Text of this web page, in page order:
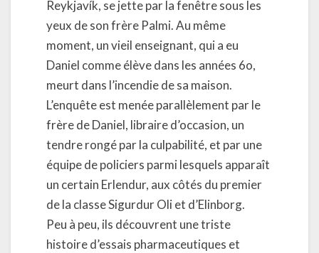
Reykjavík, se jette par la fenêtre sous les
yeux de son frère Palmi. Au même
moment, un vieil enseignant, qui a eu
Daniel comme élève dans les années 6o,
meurt dans l’incendie de sa maison.
L’enquête est menée parallèlement par le
frère de Daniel, libraire d’occasion, un
tendre rongé par la culpabilité, et par une
équipe de policiers parmi lesquels apparaît
un certain Erlendur, aux côtés du premier
de la classe Sigurdur Oli et d’Elinborg.
Peu à peu, ils découvrent une triste
histoire d’essais pharmaceutiques et